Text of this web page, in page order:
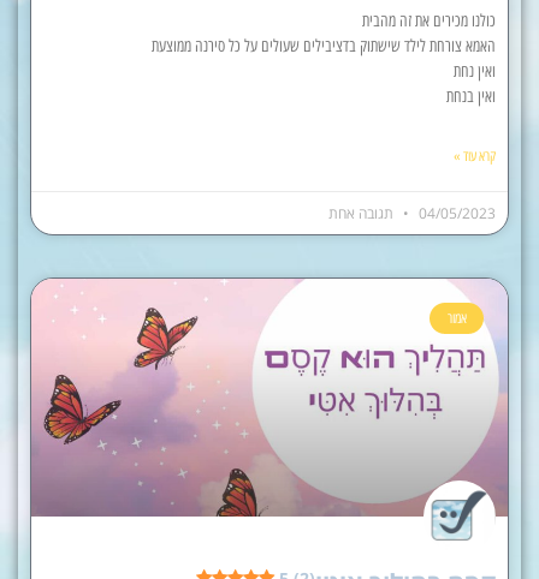
כולנו מכירים את זה מהבית
האמא צורחת לילד שישתוק בדציבילים שעולים על כל סירנה ממוצעת
ואין נחת
ואין בנחת
קרא עוד »
04/05/2023 תגובה אחת
אמור